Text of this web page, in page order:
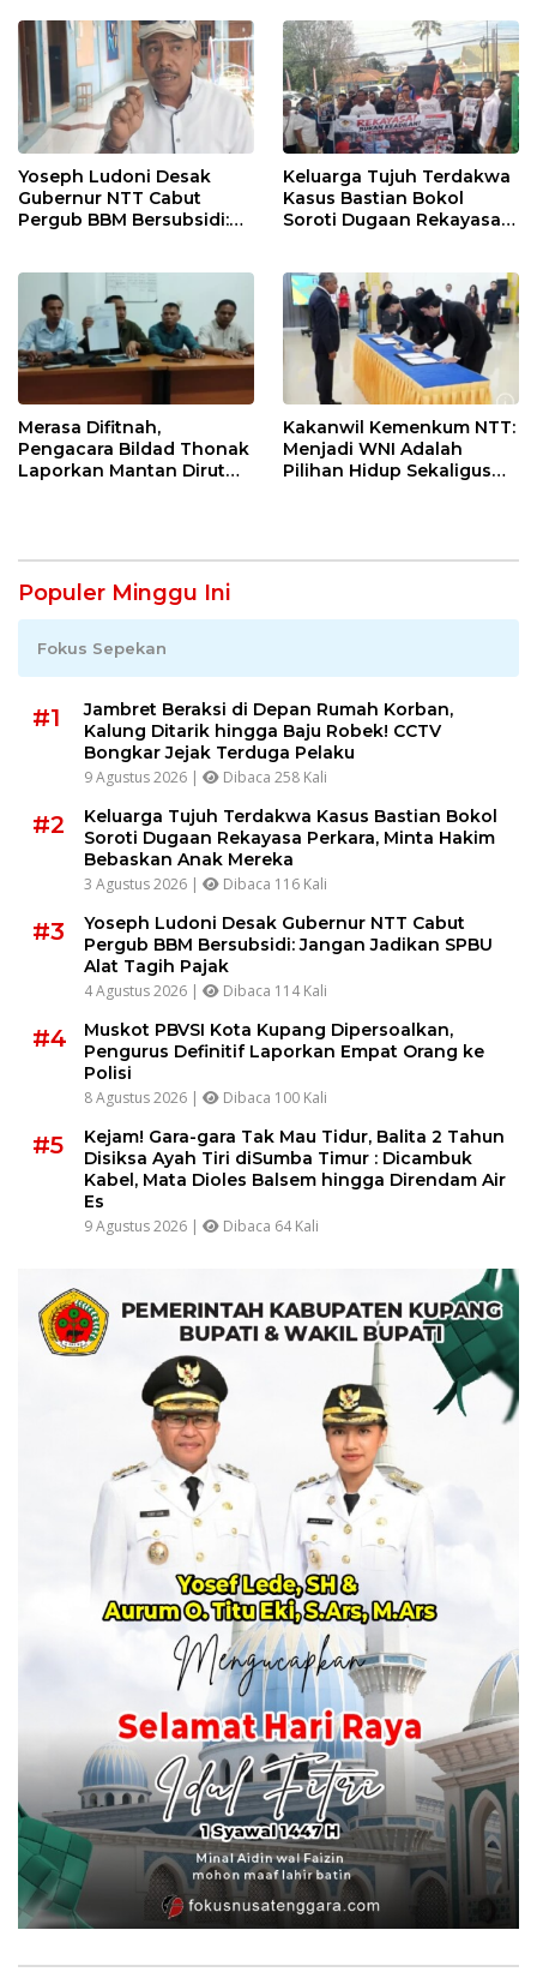
Yoseph Ludoni Desak
Gubernur NTT Cabut
Pergub BBM Bersubsidi:
Keluarga Tujuh Terdakwa
Kasus Bastian Bokol
Soroti Dugaan Rekayasa
Merasa Difitnah,
Pengacara Bildad Thonak
Laporkan Mantan Dirut
Kakanwil Kemenkum NTT:
Menjadi WNI Adalah
Pilihan Hidup Sekaligus
Populer Minggu Ini
Fokus Sepekan
#1
Jambret Beraksi di Depan Rumah Korban,
Kalung Ditarik hingga Baju Robek! CCTV
Bongkar Jejak Terduga Pelaku
9 Agustus 2026 | Dibaca 258 Kali
#2
Keluarga Tujuh Terdakwa Kasus Bastian Bokol
Soroti Dugaan Rekayasa Perkara, Minta Hakim
Bebaskan Anak Mereka
3 Agustus 2026 | Dibaca 116 Kali
#3
Yoseph Ludoni Desak Gubernur NTT Cabut
Pergub BBM Bersubsidi: Jangan Jadikan SPBU
Alat Tagih Pajak
4 Agustus 2026 | Dibaca 114 Kali
#4
Muskot PBVSI Kota Kupang Dipersoalkan,
Pengurus Definitif Laporkan Empat Orang ke
Polisi
8 Agustus 2026 | Dibaca 100 Kali
#5
Kejam! Gara-gara Tak Mau Tidur, Balita 2 Tahun
Disiksa Ayah Tiri diSumba Timur : Dicambuk
Kabel, Mata Dioles Balsem hingga Direndam Air
Es
9 Agustus 2026 | Dibaca 64 Kali